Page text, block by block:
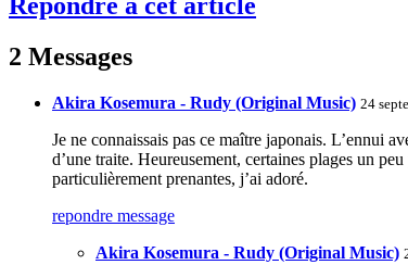
Répondre à cet article
2 Messages
Akira Kosemura - Rudy (Original Music) 24
Je ne connaissais pas ce maître japonais. L’ennui
d’une traite. Heureusement, certaines plages un
particulièrement prenantes, j’ai adoré.
repondre message
Akira Kosemura - Rudy (Original Music)